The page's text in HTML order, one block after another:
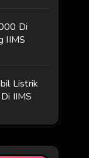
Di
IIMS
Listrik
IIMS